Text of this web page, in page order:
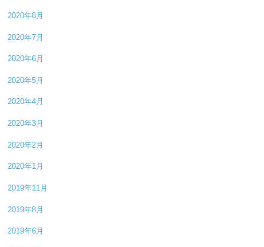
2020年8月
2020年7月
2020年6月
2020年5月
2020年4月
2020年3月
2020年2月
2020年1月
2019年11月
2019年8月
2019年6月